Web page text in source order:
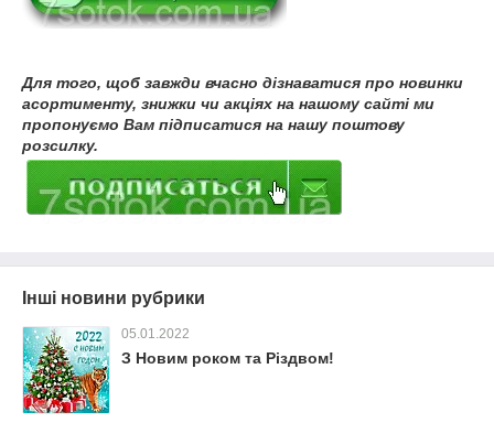
Для того, щоб завжди вчасно дізнаватися про новинки
асортименту, знижки чи акціях на нашому сайті ми
пропонуємо Вам підписатися на нашу поштову
розсилку.
Інші новини рубрики
05.01.2022
З Новим роком та Різдвом!